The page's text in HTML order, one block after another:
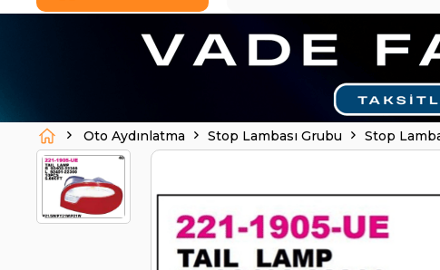
Oto Aydınlatma Stop Lambası Grubu Stop